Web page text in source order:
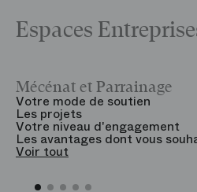
Espaces
Mécénat et Parrainage
Votre mode de soutien
Les projets
Votre niveau d'engagement
Les avantages dont vous
Voir tout